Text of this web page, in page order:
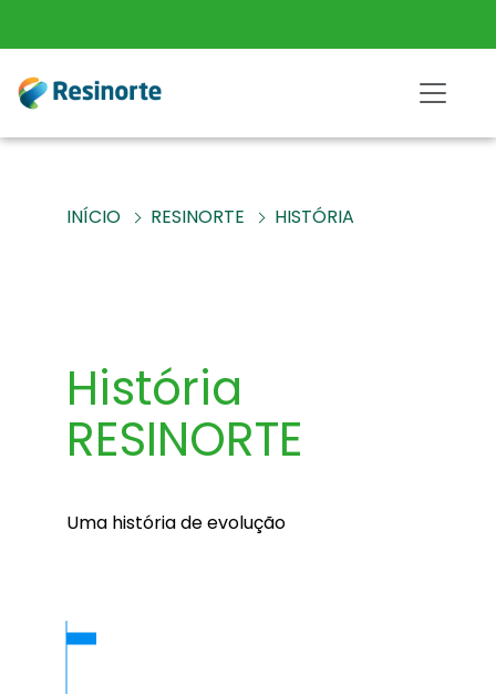
INÍCIO RESINORTE HISTÓRIA
História
RESINORTE
Uma história de evolução